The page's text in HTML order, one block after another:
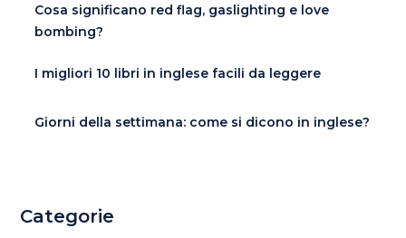
Cosa significano red flag, gaslighting e love
bombing?
I migliori 10 libri in inglese facili da leggere
Giorni della settimana: come si dicono in inglese?
Categorie